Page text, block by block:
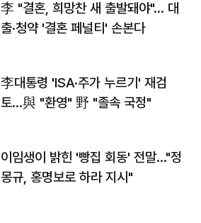
李 "결혼, 희망찬 새 출발돼야"… 대
출·청약 '결혼 페널티' 손본다
李대통령 'ISA·주가 누르기' 재검
토…與 "환영" 野 "졸속 국정"
이임생이 밝힌 '빵집 회동' 전말…"정
몽규, 홍명보로 하라 지시"